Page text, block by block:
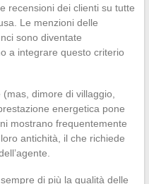
recensioni dei clienti su tutte
Le menzioni delle
sono diventate
a integrare questo criterio
dimore di villaggio,
energetica pone
mostrano frequentemente
antichità, il che richiede
di più la qualità delle